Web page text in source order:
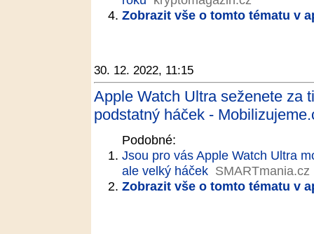
Zobrazit vše o tomto tématu v
30. 12. 2022, 11:15
Apple Watch Ultra seženete za
podstatný háček -
Podobné:
Jsou pro vás Apple Watch Ultra
ale velký háček SMARTmania.cz
Zobrazit vše o tomto tématu v